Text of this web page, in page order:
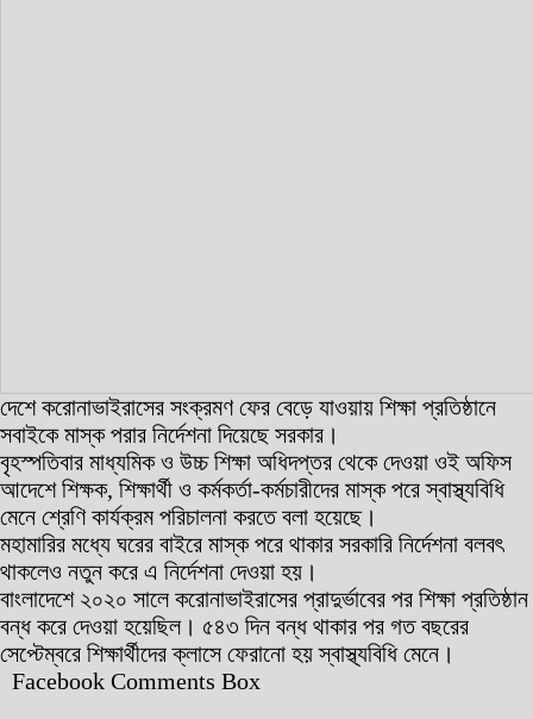
দেশে করোনাভাইরাসের সংক্রমণ ফের বেড়ে যাওয়ায় শিক্ষা প্রতিষ্ঠানে
সবাইকে মাস্ক পরার নির্দেশনা দিয়েছে সরকার।
বৃহস্পতিবার মাধ্যমিক ও উচ্চ শিক্ষা অধিদপ্তর থেকে দেওয়া ওই অফিস
আদেশে শিক্ষক, শিক্ষার্থী ও কর্মকর্তা-কর্মচারীদের মাস্ক পরে স্বাস্থ্যবিধি
মেনে শ্রেণি কার্যক্রম পরিচালনা করতে বলা হয়েছে।
মহামারির মধ্যে ঘরের বাইরে মাস্ক পরে থাকার সরকারি নির্দেশনা বলবৎ
থাকলেও নতুন করে এ নির্দেশনা দেওয়া হয়।
বাংলাদেশে ২০২০ সালে করোনাভাইরাসের প্রাদুর্ভাবের পর শিক্ষা প্রতিষ্ঠান
বন্ধ করে দেওয়া হয়েছিল। ৫৪৩ দিন বন্ধ থাকার পর গত বছরের
সেপ্টেম্বরে শিক্ষার্থীদের ক্লাসে ফেরানো হয় স্বাস্থ্যবিধি মেনে।
Facebook Comments Box